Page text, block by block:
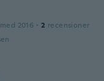
2016 · 2 recensioner